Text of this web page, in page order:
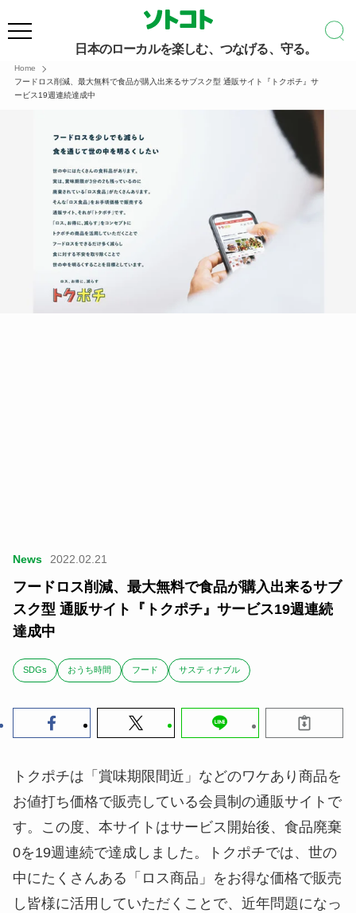
日本のローカルを楽しむ、つなげる、守る。
Home
フードロス削減、最大無料で食品が購入出来るサブスク型 通販サイト『トクポチ』サ
ービス19週連続達成中
News 2022.02.21
フードロス削減、最大無料で食品が購入出来るサブ
スク型 通販サイト『トクポチ』サービス19週連続
達成中
SDGs おうち時間 フード サスティナブル
トクポチは「賞味期限間近」などのワケあり商品を
お値打ち価格で販売している会員制の通販サイトで
す。この度、本サイトはサービス開始後、食品廃棄
0を19週連続で達成しました。トクポチでは、世の
中にたくさんある「ロス商品」をお得な価格で販売
し皆様に活用していただくことで、近年問題になっ